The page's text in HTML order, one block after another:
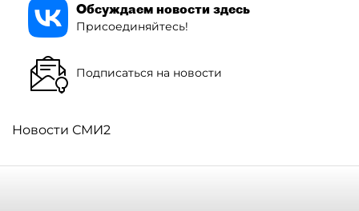
Обсуждаем новости здесь
Присоединяйтесь!
Подписаться на новости
Новости СМИ2